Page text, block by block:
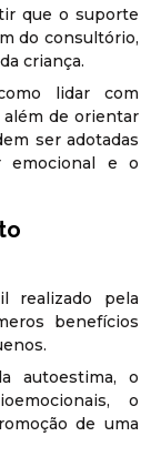
que o suporte
do consultório,
criança.
lidar com
de orientar
ser adotadas
emocional e o
realizado pela
benefícios
autoestima, o
o
de uma